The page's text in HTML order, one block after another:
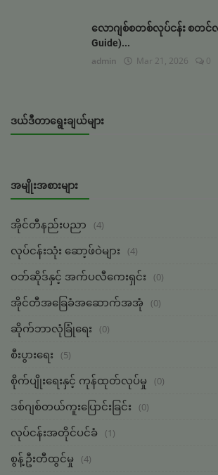
လောဂျစ်စတစ်လုပ်ငန်း စတင်
Guide)...
admin Mar 21, 2026 0
ဒယ်ဒီတာရွေးချယ်များ
အမျိုးအစားများ
အိုင်တီနည်းပညာ (4)
လုပ်ငန်းသုံး ဆော့ဖ်ဝဲများ (4)
ဝဘ်ဆိုဒ်နှင့် အက်ပလီကေးရှင်း (0)
အိုင်တီအခြေခံအဆောက်အအုံ (0)
ဆိုက်ဘာလုံခြုံရေး (0)
စီးပွားရေး (5)
စိုက်ပျိုးရေးနှင့် ကုန်ထုတ်လုပ်မှု (0)
ဒစ်ဂျစ်တယ်ကူးပြောင်းခြင်း (0)
လုပ်ငန်းအတိုင်ပင်ခံ (1)
စွန့်ဦးတီထွင်မှု (4)